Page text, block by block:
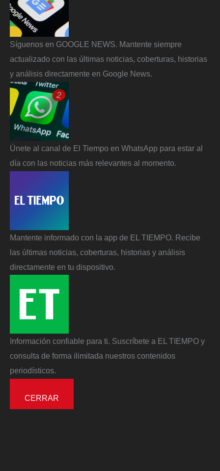
Síguenos en GOOGLE NEWS. Mantente siempre
actualizado con las últimas noticias, coberturas, historias
y análisis directamente en Google News.
Únete al canal de El Tiempo en WhatsApp para estar al
día con las noticias más relevantes al momento.
Mantente informado con la app de EL TIEMPO. Recibe
las últimas noticias, coberturas, historias y análisis
directamente en tu dispositivo.
Información confiable para ti. Suscríbete a EL TIEMPO y
consulta de forma ilimitada nuestros contenidos
periodísticos.
CERRAR